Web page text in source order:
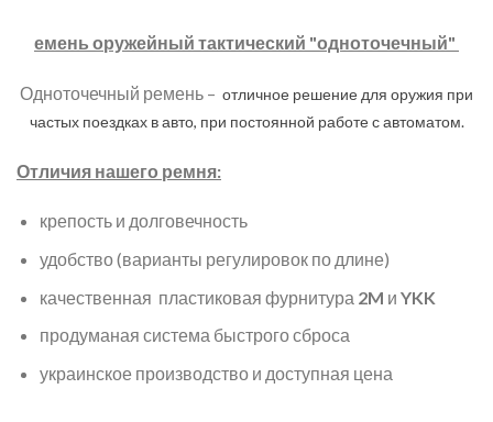
емень оружейный тактический "одноточечный"
Одноточечный ремень – отличное решение для оружия при
частых поездках в авто, при постоянной работе с автоматом.
Отличия нашего ремня:
крепость и долговечность
удобство (варианты регулировок по длине)
качественная пластиковая фурнитура 2M и YKK
продуманая система быстрого сброса
украинское производство и доступная цена